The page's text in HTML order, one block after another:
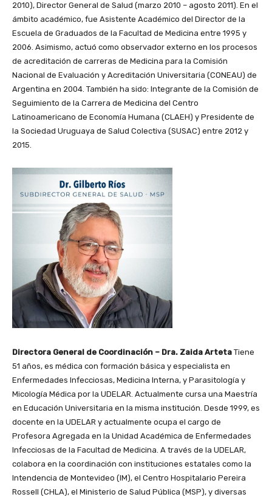
2010), Director General de Salud (marzo 2010 – agosto 2011). En el
ámbito académico, fue Asistente Académico del Director de la
Escuela de Graduados de la Facultad de Medicina entre 1995 y
2006. Asimismo, actuó como observador externo en los procesos
de acreditación de carreras de Medicina para la Comisión
Nacional de Evaluación y Acreditación Universitaria (CONEAU) de
Argentina en 2004. También ha sido: Integrante de la Comisión de
Seguimiento de la Carrera de Medicina del Centro
Latinoamericano de Economía Humana (CLAEH) y Presidente de
la Sociedad Uruguaya de Salud Colectiva (SUSAC) entre 2012 y
2015.
Directora General de Coordinación – Dra. Zaida Arteta Tiene
51 años, es médica con formación básica y especialista en
Enfermedades Infecciosas, Medicina Interna, y Parasitología y
Micología Médica por la UDELAR. Actualmente cursa una Maestría
en Educación Universitaria en la misma institución. Desde 1999, es
docente en la UDELAR y actualmente ocupa el cargo de
Profesora Agregada en la Unidad Académica de Enfermedades
Infecciosas de la Facultad de Medicina. A través de la UDELAR,
colabora en la coordinación con instituciones estatales como la
Intendencia de Montevideo (IM), el Centro Hospitalario Pereira
Rossell (CHLA), el Ministerio de Salud Pública (MSP), y diversas